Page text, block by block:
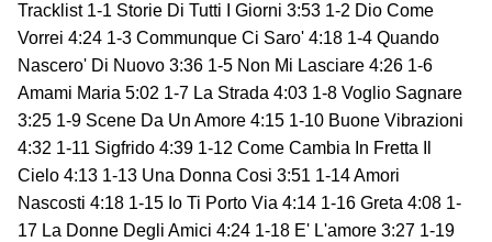
Tracklist 1-1 Storie Di Tutti I Giorni 3:53 1-2 Dio Come
Vorrei 4:24 1-3 Communque Ci Saro' 4:18 1-4 Quando
Nascero' Di Nuovo 3:36 1-5 Non Mi Lasciare 4:26 1-6
Amami Maria 5:02 1-7 La Strada 4:03 1-8 Voglio Sagnare
3:25 1-9 Scene Da Un Amore 4:15 1-10 Buone Vibrazioni
4:32 1-11 Sigfrido 4:39 1-12 Come Cambia In Fretta Il
Cielo 4:13 1-13 Una Donna Cosi 3:51 1-14 Amori
Nascosti 4:18 1-15 Io Ti Porto Via 4:14 1-16 Greta 4:08 1-
17 La Donne Degli Amici 4:24 1-18 E' L'amore 3:27 1-19